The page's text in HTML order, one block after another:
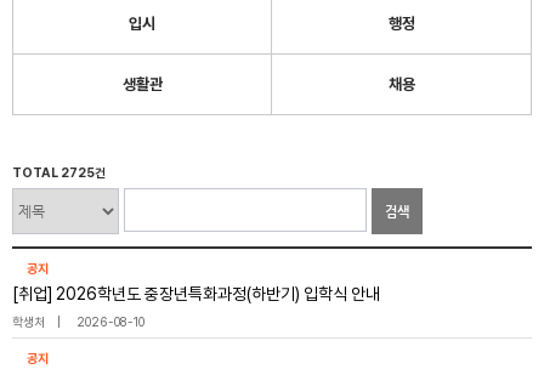
입시 행정
생활관 채용
TOTAL 2725건
검색
공지
[취업] 2026학년도 중장년특화과정(하반기) 입학식 안내
학생처 2026-08-10
공지